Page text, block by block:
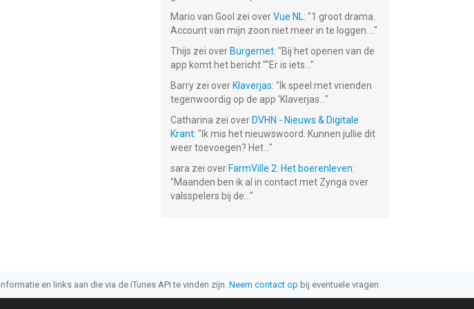
Mario van Gool zei overVue NL: "1 groot drama.
Account van mijn zoon niet meer in te loggen.... "
Thijs zei over Burgernet: "Bij het openen van de
app komt het bericht ""Er is iets... "
Barry zei over Klaverjas: " Ik speel met vrienden
tegenwoordig op de app ‘Klaverjas... "
Catharina zei over DVHN - Nieuws & Digitale
Krant: " Ik mis het nieuwswoord. Kunnen jullie dit
weer toevoegen? Het... "
sara zei over FarmVille 2: Het boerenleven:
"Maanden ben ik al in contact met Zynga over
valsspelers bij de... "
en links aan die via de iTunes API te vinden zijn. Neem contact op bij eventuele vragen.